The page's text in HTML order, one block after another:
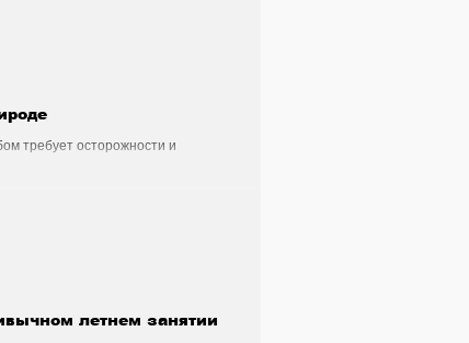
требует осторожности и
летнем занятии